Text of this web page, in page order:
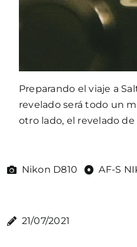
Preparando el viaje a
revelado será todo un
otro lado, el revelado de
Nikon D810 AF-S
21/07/2021